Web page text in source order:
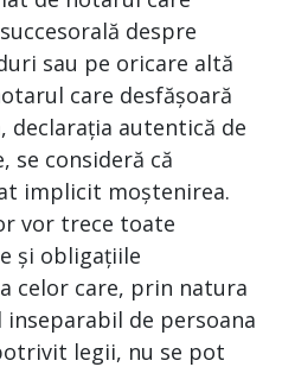
despre
sau pe oricare altă
care desfășoară
declarația autentică de
se consideră că
implicit moștenirea.
vor trece toate
și obligațiile
celor care, prin natura
de persoana
legii, nu se pot